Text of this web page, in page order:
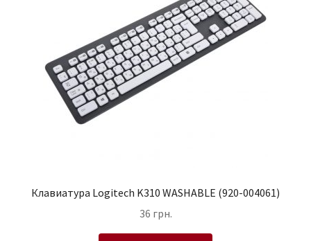
Клавиатура Logitech K310 WASHABLE (920-004061)
36 грн.